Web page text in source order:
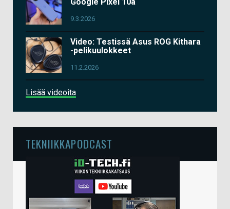
9.3.2026
Video: Testissä Asus ROG Kithara
-pelikuulokkeet
11.2.2026
Lisää videoita
TEKNIIKKAPODCAST